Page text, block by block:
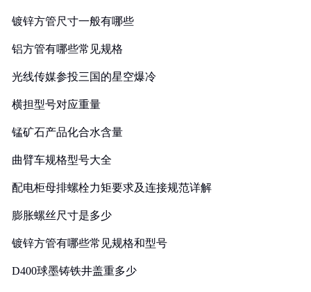
镀锌方管尺寸一般有哪些
铝方管有哪些常见规格
光线传媒参投三国的星空爆冷
横担型号对应重量
锰矿石产品化合水含量
曲臂车规格型号大全
配电柜母排螺栓力矩要求及连接规范详解
膨胀螺丝尺寸是多少
镀锌方管有哪些常见规格和型号
D400球墨铸铁井盖重多少